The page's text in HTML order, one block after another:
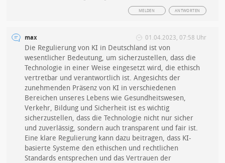
ANTWORTEN
MELDEN
max 01.04.2023, 07:58 Uhr
Die Regulierung von KI in Deutschland ist von
wesentlicher Bedeutung, um sicherzustellen, dass die
Technologie in einer Weise eingesetzt wird, die ethisch
vertretbar und verantwortlich ist. Angesichts der
zunehmenden Präsenz von KI in verschiedenen
Bereichen unseres Lebens wie Gesundheitswesen,
Verkehr, Bildung und Sicherheit ist es wichtig
sicherzustellen, dass die Technologie nicht nur sicher
und zuverlässig, sondern auch transparent und fair ist.
Eine klare Regulierung kann dazu beitragen, dass KI-
basierte Systeme den ethischen und rechtlichen
Standards entsprechen und das Vertrauen der